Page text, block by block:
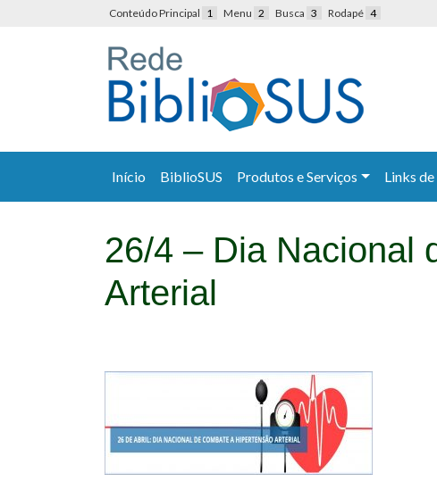
Conteúdo Principal 1 Menu 2 Busca 3 Rodapé 4
Início BiblioSUS Produtos e Serviços Links
26/4 – Dia Nacional
Arterial